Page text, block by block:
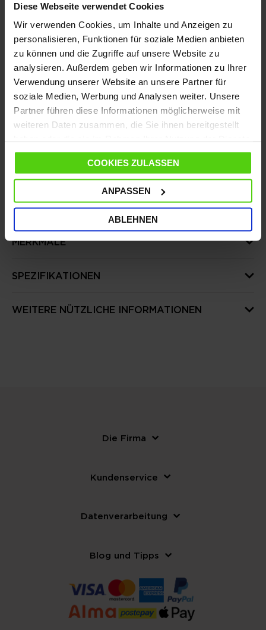
Diese Webseite verwendet Cookies
Wir verwenden Cookies, um Inhalte und Anzeigen zu
personalisieren, Funktionen für soziale Medien anbieten
zu können und die Zugriffe auf unsere Website zu
analysieren. Außerdem geben wir Informationen zu Ihrer
Verwendung unserer Website an unsere Partner für
soziale Medien, Werbung und Analysen weiter. Unsere
Partner führen diese Informationen möglicherweise mit
weiteren Daten zusammen, die Sie ihnen bereitgestellt
gesammelt haben.
COOKIES ZULASSEN
ANPASSEN
ABLEHNEN
Gesetzliche Garantie2 Jahre
(1 Jahr für generalüberholte Produkte)
Brauchen Sie Hilfe?Sehen Sie sich unsere
häufig gestellten Fragenan oder
besuchen Sie die SeiteKundendienst
Vom 10. bis zum 14. August wird der Versand
DETAILS
MERKMALE
SPEZIFIKATIONEN
WEITERE NÜTZLICHE INFORMATIONEN
Die Firma
Kundenservice
Datenverarbeitung
Blog und Tipps